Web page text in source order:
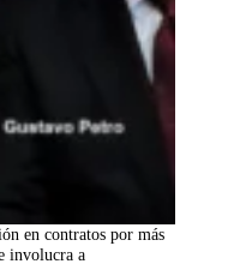
en contratos por más
involucra a